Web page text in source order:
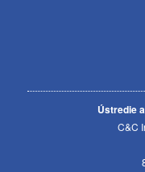
Ústredie
C&C